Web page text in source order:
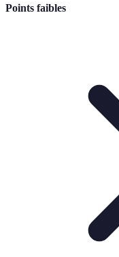
Points faibles